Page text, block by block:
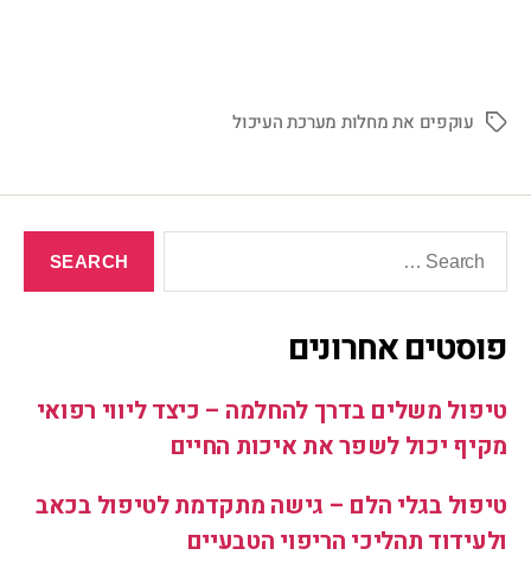
עוקפים את מחלות מערכת העיכול
פוסטים אחרונים
טיפול משלים בדרך להחלמה – כיצד ליווי רפואי
מקיף יכול לשפר את איכות החיים
טיפול בגלי הלם – גישה מתקדמת לטיפול בכאב
ולעידוד תהליכי הריפוי הטבעיים